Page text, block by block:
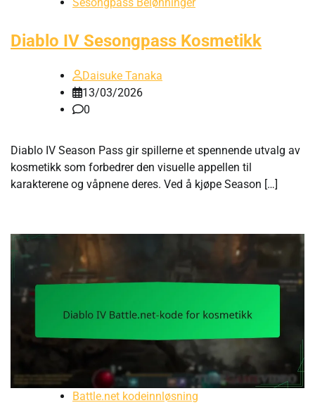
Diablo IV Sesongpass Kosmetikk
Daisuke Tanaka
13/03/2026
0
Diablo IV Season Pass gir spillerne et spennende utvalg av
kosmetikk som forbedrer den visuelle appellen til
karakterene og våpnene deres. Ved å kjøpe Season […]
Battle.net kodeinnløsning